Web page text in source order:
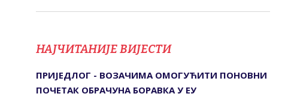
НАЈЧИТАНИЈЕ ВИЈЕСТИ
ПРИЈЕДЛОГ - ВОЗАЧИМА ОМОГУЋИТИ ПОНОВНИ
ПОЧЕТАК ОБРАЧУНА БОРАВКА У ЕУ